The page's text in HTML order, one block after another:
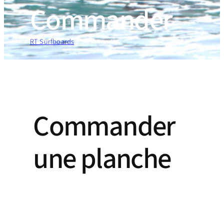
Commander
RT Surfboards»Commander
Commander
une planche